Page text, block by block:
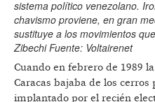
sistema político venezolano.
chavismo proviene, en gran
sustituye a los movimientos
Zibechi Fuente: Voltairenet
Cuando en febrero de 1989
Caracas bajaba de los
implantado por el recién